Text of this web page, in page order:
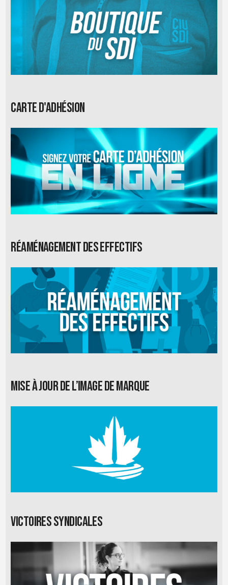
Carte d'adhésion
Réaménagement des effectifs
Mise à jour de l’image de marque
Victoires syndicales